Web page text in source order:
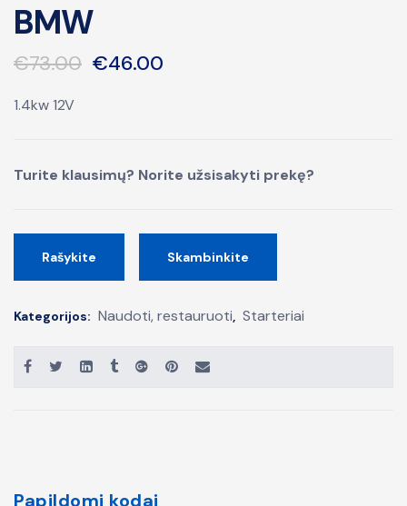
BMW
€73.00 €46.00
1.4kw 12V
Turite klausimų? Norite užsisakyti prekę?
Rašykite Skambinkite
Kategorijos: Naudoti, restauruoti, Starteriai
Papildomi kodai